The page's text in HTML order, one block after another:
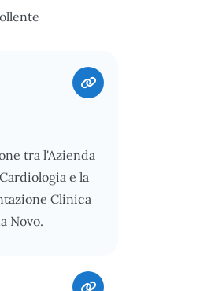
tra l'Azienda
e la
Clinica
Novo.